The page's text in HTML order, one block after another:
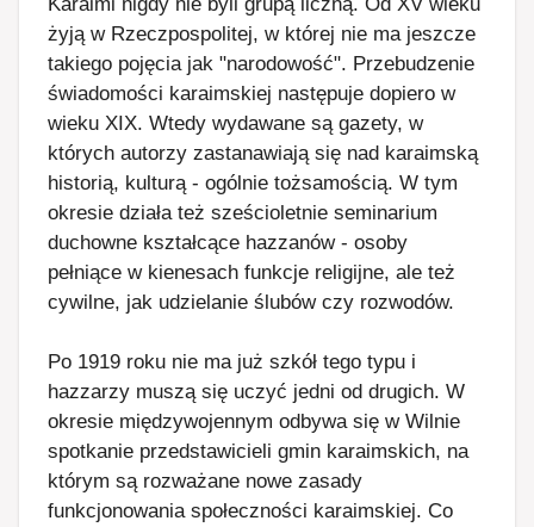
żyją w Rzeczpospolitej, w której nie ma jeszcze
takiego pojęcia jak "narodowość". Przebudzenie
świadomości karaimskiej następuje dopiero w
wieku XIX. Wtedy wydawane są gazety, w
których autorzy zastanawiają się nad karaimską
historią, kulturą - ogólnie tożsamością. W tym
okresie działa też sześcioletnie seminarium
duchowne kształcące hazzanów - osoby
pełniące w kienesach funkcje religijne, ale też
cywilne, jak udzielanie ślubów czy rozwodów.
Po 1919 roku nie ma już szkół tego typu i
hazzarzy muszą się uczyć jedni od drugich. W
okresie międzywojennym odbywa się w Wilnie
spotkanie przedstawicieli gmin karaimskich, na
którym są rozważane nowe zasady
funkcjonowania społeczności karaimskiej. Co